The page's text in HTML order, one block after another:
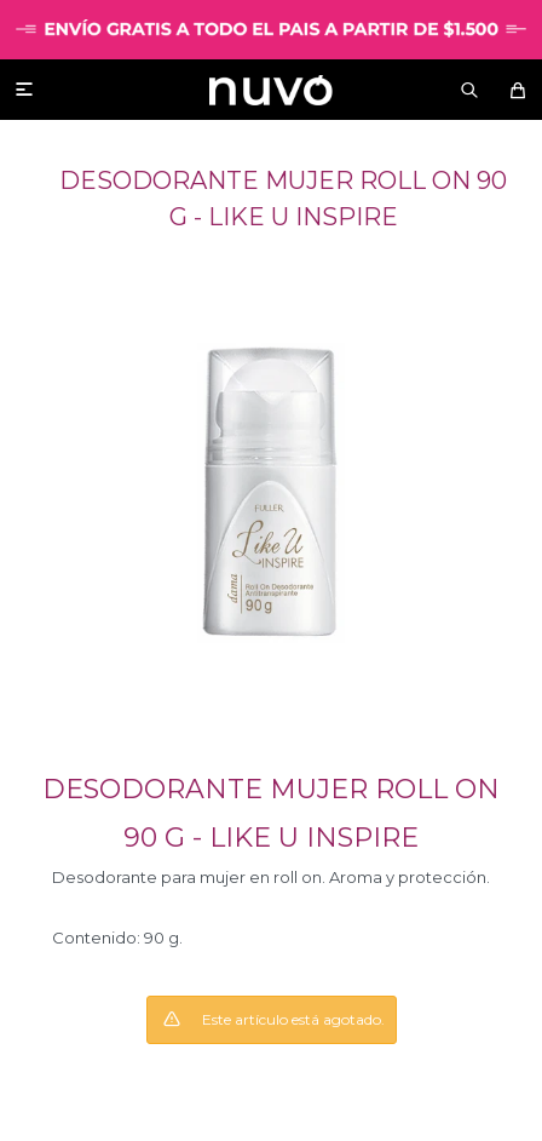

DESODORANTE MUJER ROLL ON 90
G - LIKE U INSPIRE
DESODORANTE MUJER ROLL ON
90 G - LIKE U INSPIRE
Desodorante para mujer en roll on. Aroma y protección.
Contenido: 90 g.
Este artículo está agotado.